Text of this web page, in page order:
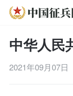
中华人民
2021年09月07日